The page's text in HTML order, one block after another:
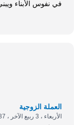
في نفوس الأبناء
يسمع من الآباء،
سوء الأحوال
العملة الزوجية
الأربعاء ، 3 ربيع الآخر ، 1437 الموافق 13 يناير 2016